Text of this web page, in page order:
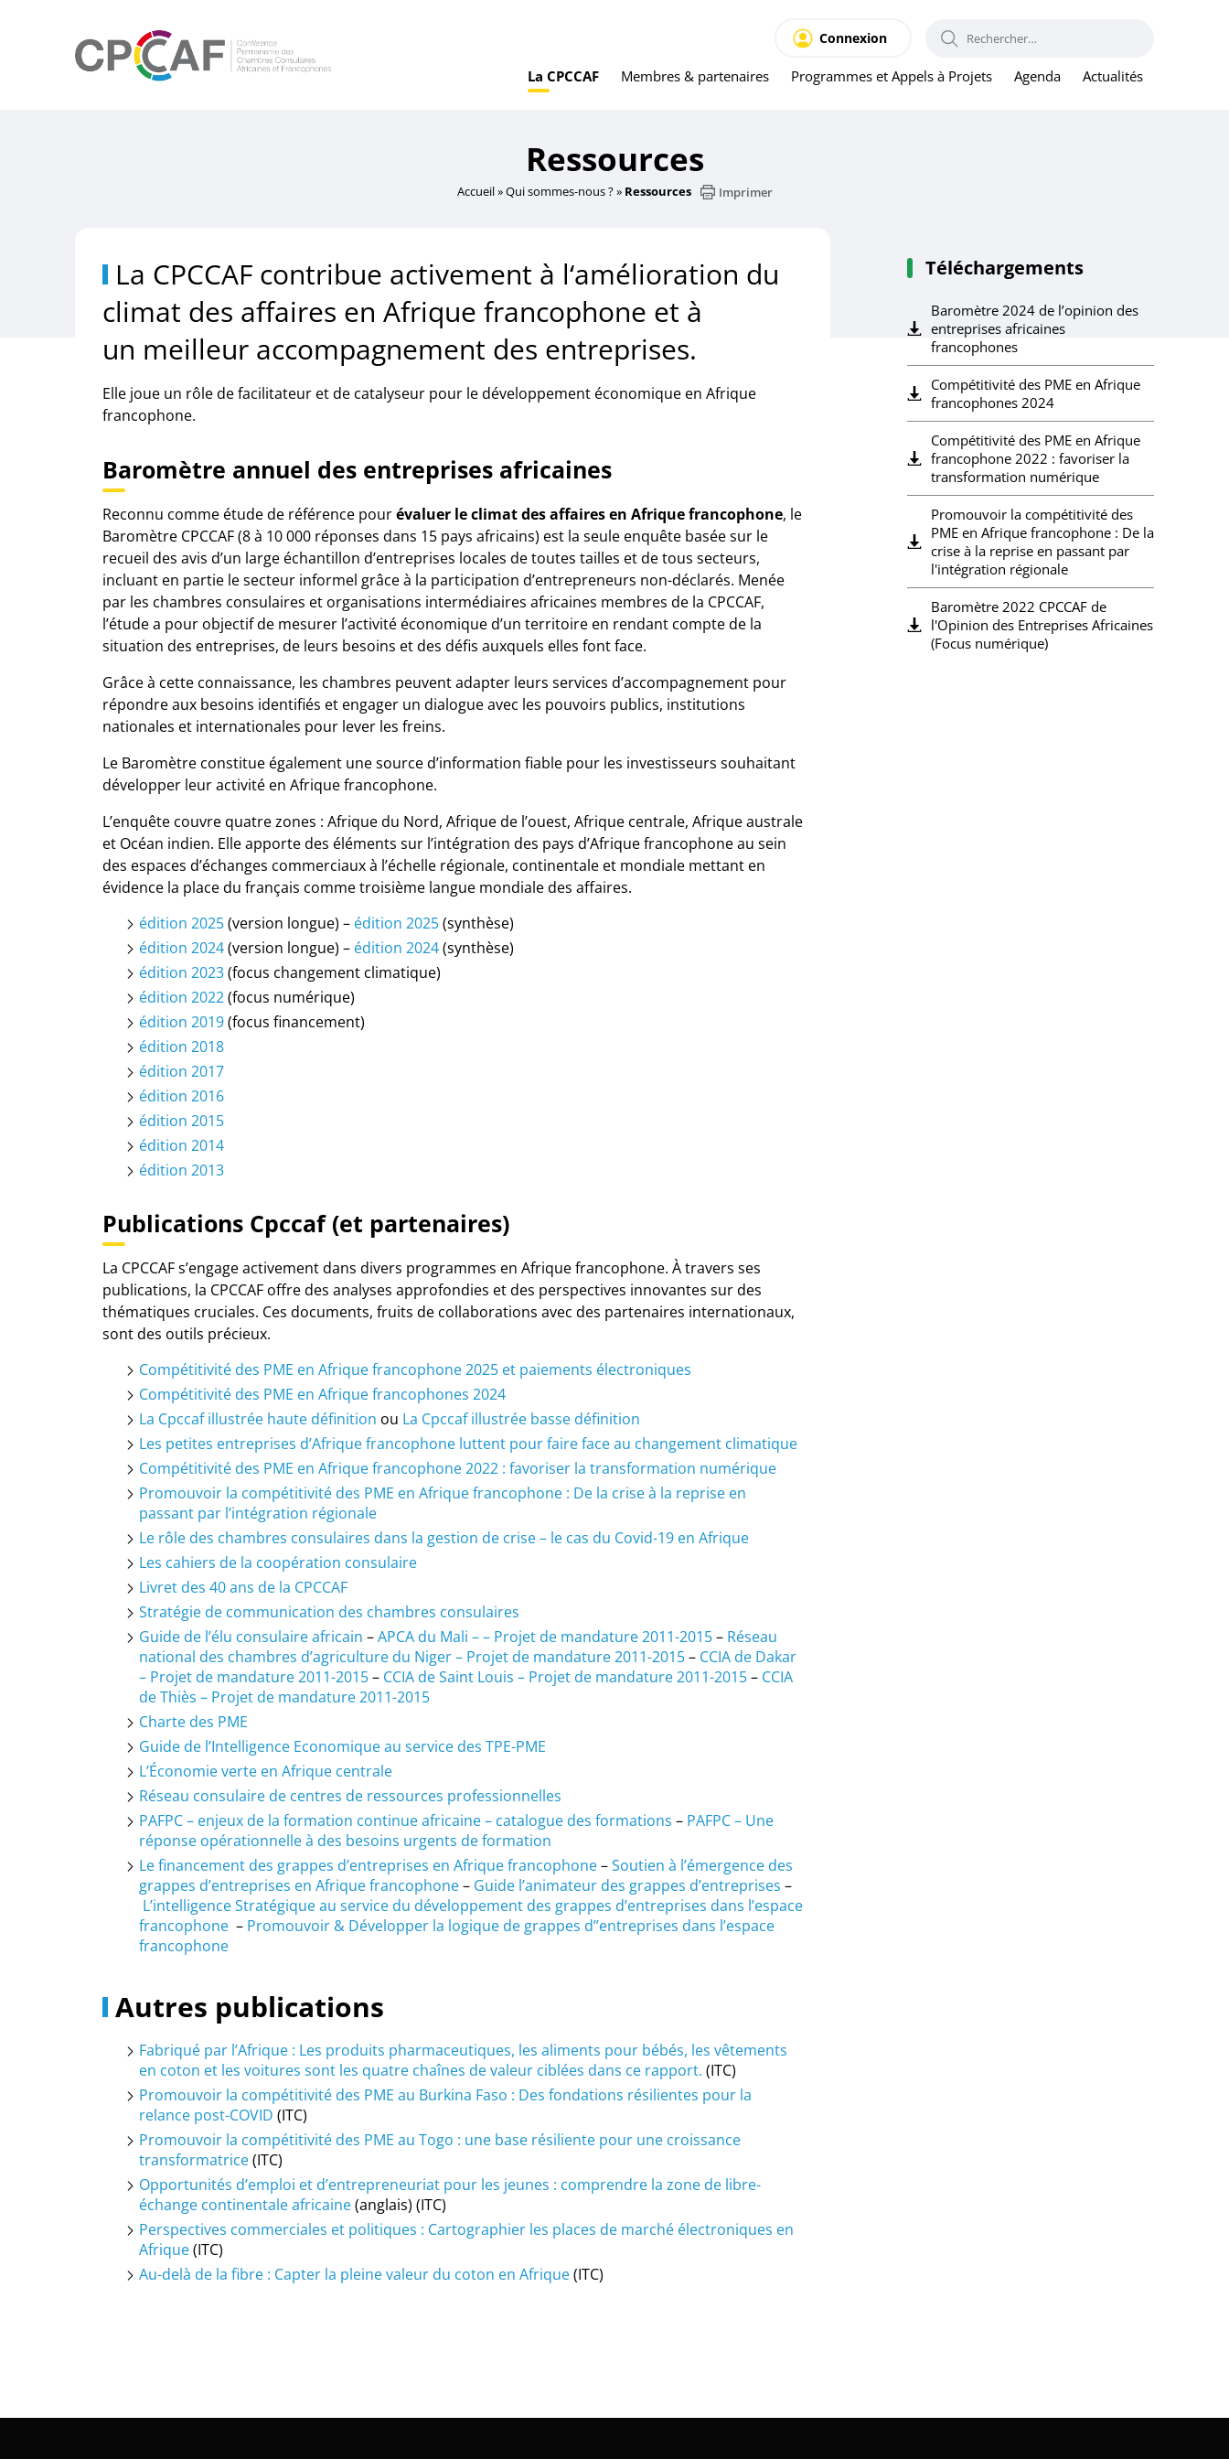
La CPCCAF Membres & partenaires Programmes et Appels à Projets Agenda Actualités
Connexion RECHERCHER :
Ressources
Accueil»Qui sommes-nous ?» Ressources Imprimer
La CPCCAF contribue activement à l‘amélioration du
climat des affaires en Afrique francophone et à
un meilleur accompagnement des entreprises.
Elle joue un rôle de facilitateur et de catalyseur pour le développement économique en Afrique
francophone.
Baromètre annuel des entreprises africaines
Reconnu comme étude de référence pourévaluer le climat des affaires en Afrique francophone, le
Baromètre CPCCAF(8 à 10 000 réponses dans 15 pays africains) est la seule enquête basée sur le
recueil des avis d’un large échantillon d’entreprises locales de toutes tailles et de tous secteurs,
incluant en partie le secteur informel grâce à la participation d’entrepreneurs non-déclarés. Menée
par les chambres consulaires et organisations intermédiaires africaines membres de la CPCCAF,
l’étude a pour objectif de mesurer l’activité économique d’un territoire en rendant compte de la
situation des entreprises, de leurs besoins et des défis auxquels elles font face.
Grâce à cette connaissance, les chambres peuvent adapter leurs services d’accompagnement pour
répondre aux besoins identifiés et engager un dialogue avec les pouvoirs publics, institutions
nationales et internationales pour lever les freins.
Le Baromètre constitue également une source d’information fiable pour les investisseurs souhaitant
développer leur activité en Afrique francophone.
L’enquête couvre quatre zones : Afrique du Nord, Afrique de l’ouest, Afrique centrale, Afrique australe
et Océan indien. Elle apporte des éléments sur l’intégration des pays d’Afrique francophone au sein
des espaces d’échanges commerciaux à l’échelle régionale, continentale et mondiale mettant en
évidence la place du français comme troisième langue mondiale des affaires.
édition 2025(version longue) – édition 2025(synthèse)
édition 2024(version longue) – édition 2024(synthèse)
édition 2023(focus changement climatique)
édition 2022(focus numérique)
édition 2019(focus financement)
édition 2018
édition 2017
édition 2016
édition 2015
édition 2014
édition 2013
Publications Cpccaf (et partenaires)
La CPCCAF s’engage activement dans divers programmes en Afrique francophone. À travers ses
publications, la CPCCAF offre des analyses approfondies et des perspectives innovantes sur des
thématiques cruciales. Ces documents, fruits de collaborations avec des partenaires internationaux,
sont des outils précieux.
Compétitivité des PME en Afrique francophone 2025 et paiements électroniques
Compétitivité des PME en Afrique francophones 2024
La Cpccaf illustrée haute définition ou La Cpccaf illustrée basse définition
Les petites entreprises d’Afrique francophone luttent pour faire face au changement climatique
Compétitivité des PME en Afrique francophone 2022 : favoriser la transformation numérique
Promouvoir la compétitivité des PME en Afrique francophone : De la crise à la reprise en
passant par l’intégration régionale
Le rôle des chambres consulaires dans la gestion de crise – le cas du Covid-19 en Afrique
Les cahiers de la coopération consulaire
Livret des 40 ans de la CPCCAF
Stratégie de communication des chambres consulaires
Guide de l’élu consulaire africain –APCA du Mali – – Projet de mandature 2011-2015– Réseau
national des chambres d’agriculture du Niger – Projet de mandature 2011-2015– CCIA de Dakar
– Projet de mandature 2011-2015– CCIA de Saint Louis – Projet de mandature 2011-2015– CCIA
de Thiès – Projet de mandature 2011-2015
Charte des PME
Guide de l’Intelligence Economique au service des TPE-PME
L’Économie verte en Afrique centrale
Réseau consulaire de centres de ressources professionnelles
PAFPC – enjeux de la formation continue africaine – catalogue des formations – PAFPC – Une
réponse opérationnelle à des besoins urgents de formation
Le financement des grappes d’entreprises en Afrique francophone–Soutien à l’émergence des
grappes d’entreprises en Afrique francophone– Guide l’animateur des grappes d’entreprises –
L’intelligence Stratégique au service du développement des grappes d’entreprises dans l’espace
francophone – Promouvoir & Développer la logique de grappes d’’entreprises dans l’espace
francophone
Autres publications
Fabriqué par l’Afrique : Les produits pharmaceutiques, les aliments pour bébés, les vêtements
en coton et les voitures sont les quatre chaînes de valeur ciblées dans ce rapport. (ITC)
Promouvoir la compétitivité des PME au Burkina Faso : Des fondations résilientes pour la
relance post-COVID (ITC)
Promouvoir la compétitivité des PME au Togo : une base résiliente pour une croissance
transformatrice(ITC)
Opportunités d’emploi et d’entrepreneuriat pour les jeunes : comprendre la zone de libre-
échange continentale africaine(anglais) (ITC)
Perspectives commerciales et politiques : Cartographier les places de marché électroniques en
Afrique(ITC)
Au-delà de la fibre : Capter la pleine valeur du coton en Afrique(ITC)
Téléchargements
Baromètre 2024 de l’opinion des
entreprises africaines
francophones
Compétitivité des PME en Afrique
francophones 2024
Compétitivité des PME en Afrique
francophone 2022 : favoriser la
transformation numérique
Promouvoir la compétitivité des
PME en Afrique francophone : De la
crise à la reprise en passant par
l'intégration régionale
Baromètre 2022 CPCCAF de
l'Opinion des Entreprises Africaines
(Focus numérique)